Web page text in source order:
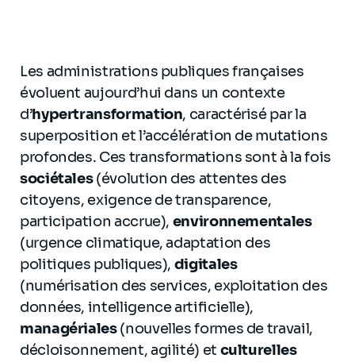
Les administrations publiques françaises
évoluent aujourd’hui dans un contexte
d’hypertransformation, caractérisé par la
superposition et l’accélération de mutations
profondes. Ces transformations sont à la fois
sociétales(évolution des attentes des
citoyens, exigence de transparence,
participation accrue), environnementales
(urgence climatique, adaptation des
politiques publiques), digitales
(numérisation des services, exploitation des
données, intelligence artificielle),
managériales(nouvelles formes de travail,
décloisonnement, agilité) et culturelles